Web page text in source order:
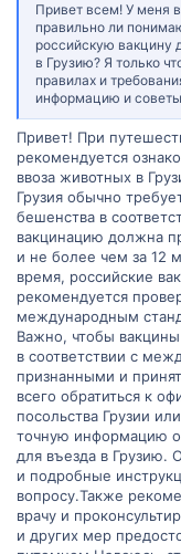
Привет всем! У меня
правильно ли
российскую вакцину
в Грузию? Я только
правилах и
информацию и
Привет! При
рекомендуется
ввоза животных в
Грузия обычно
бешенства в
вакцинацию должна
и не более чем за 12
время, российские
рекомендуется
международным
Важно, чтобы
в соответствии с
признанными и
всего обратиться к
посольства Грузии
точную информацию о
для въезда в Грузию.
и подробные
вопросу.Также
врачу и
и других мер